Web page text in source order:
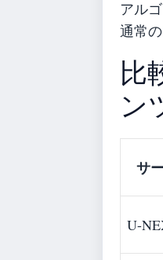
アル
通常
比
ン
サ
U-